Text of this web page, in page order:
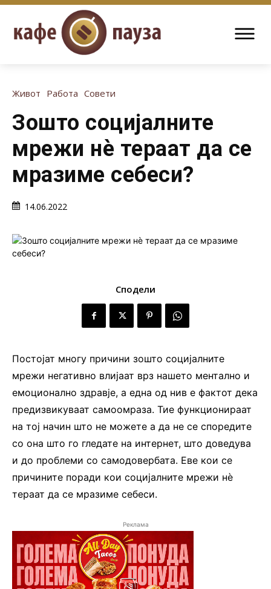
Живот Работа Совети
Зошто социјалните
мрежи нè тераат да се
мразиме себеси?
14.06.2022
Сподели
Постојат многу причини зошто социјалните
мрежи негативно влијаат врз нашето ментално и
емоционално здравје, а една од нив е фактот дека
предизвикуваат самоомраза. Тие функционираат
на тој начин што не можете а да не се споредите
со она што го гледате на интернет, што доведува
и до проблеми со самодовербата. Еве кои се
причините поради кои социјалните мрежи нè
тераат да се мразиме себеси.
Реклама